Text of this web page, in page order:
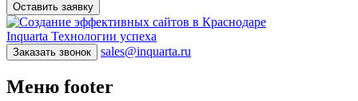
Оставить заявку
Inquarta Технологии успеха
Заказать звонок sales@inquarta.ru
Меню footer